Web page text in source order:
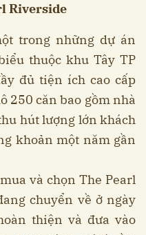
Riverside
trong những dự án
thuộc khu Tây TP
đủ tiện ích cao cấp
250 căn bao gồm nhà
hút lượng lớn khách
khoản một năm gần
và chọn The Pearl
chuyển về ở ngày
thiện và đưa vào